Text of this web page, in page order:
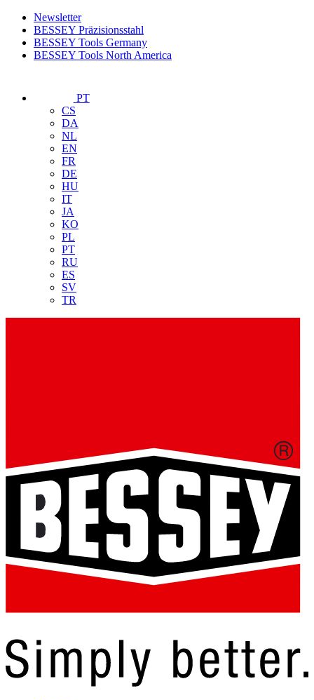
Newsletter
BESSEY Präzisionsstahl
BESSEY Tools Germany
BESSEY Tools North America
PT
CS
DA
NL
EN
FR
DE
HU
IT
JA
KO
PL
PT
RU
ES
SV
TR